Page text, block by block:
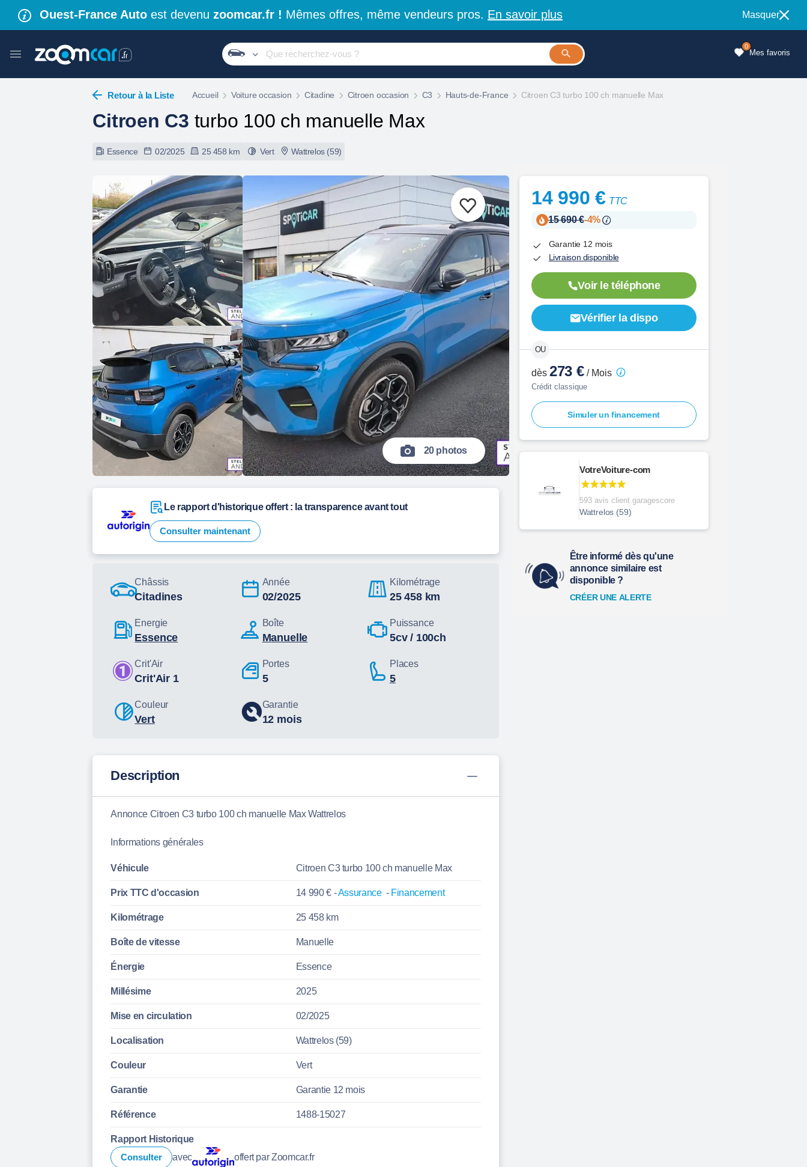
Ouest-France Auto est devenu zoomcar.fr ! Mêmes offres, même vendeurs pros. En savoir plus Masquer
Mes favoris
0
Retour à la Liste Accueil Voiture occasion Citadine Citroen occasion C3 Hauts-de-France Citroen C3 turbo 100 ch manuelle Max
Citroen C3 turbo 100 ch manuelle Max
Essence 02/2025 25 458 km Vert Wattrelos (59)
20 photos
14 990 € TTC
15 690 €-4%
Garantie 12 mois
Livraison disponible
Voir le téléphone
Vérifier la dispo
dès 273 €/ Mois
Crédit classique
Simuler un financement
VotreVoiture-com
593 avis client garagescore
Wattrelos (59)
Être informé dès qu'une
annonce similaire est
disponible ?
CRÉER UNE ALERTE
Le rapport d'historique offert : la transparence avant tout
Consulter maintenant
Châssis
Citadines
Année
02/2025
Kilométrage
25 458 km
Energie
essence
Boîte
manuelle
Puissance
5cv / 100ch
Crit'Air
Crit'Air 1
Portes
5
Places
5
Couleur
Vert
Garantie
12 mois
Description
Annonce Citroen C3 turbo 100 ch manuelle Max Wattrelos
Informations générales
Véhicule Citroen C3 turbo 100 ch manuelle Max
Prix TTC d'occasion 14 990 € -Assurance- Financement
Kilométrage 25 458 km
Boîte de vitesse Manuelle
Énergie Essence
Millésime 2025
Mise en circulation 02/2025
Localisation Wattrelos (59)
Couleur Vert
Garantie Garantie 12 mois
Référence 1488-15027
Rapport Historique
Consulter
avec offert par Zoomcar.fr